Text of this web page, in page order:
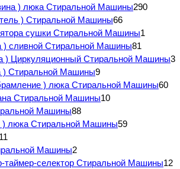
) люка Стиральной Машины290
) Стиральной Машины66
сушки Стиральной Машины1
) сливной Стиральной Машины81
) Циркуляционный Стиральной Машины3
) Стиральной Машины9
) люка Стиральной Машины60
Стиральной Машины10
Машины88
) люка Стиральной Машины59
Машины2
таймер-селектор Стиральной Машины12